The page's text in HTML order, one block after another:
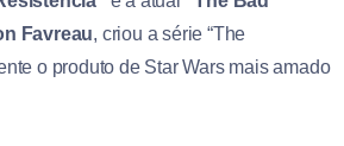
Favreau, criou a série “The
o produto de Star Wars mais amado